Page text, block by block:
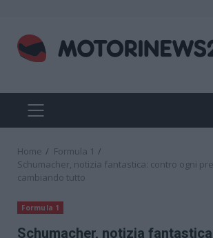
content
PRIMARY
MENU
Home
Formula 1
Schumacher, notizia fantastica: contro ogni
cambiando tutto
Formula 1
Schumacher, notizia